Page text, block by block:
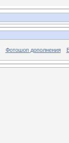
Фотошоп дополнения